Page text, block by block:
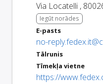
Via Locatelli ,
Iegūt norādes
E-pasts
no-
Tālrunis
Tīmekļa vietne
https://